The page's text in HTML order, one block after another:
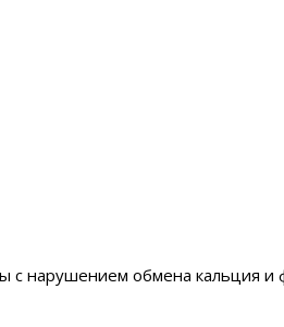
нарушением обмена кальция и